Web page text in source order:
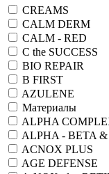
CREAMS
CALM DERM
CALM - RED
C the SUCCESS
BIO REPAIR
B FIRST
AZULENE
Материалы
ALPHA
ALPHA - BETA
ACNOX PLUS
AGE DEFENSE